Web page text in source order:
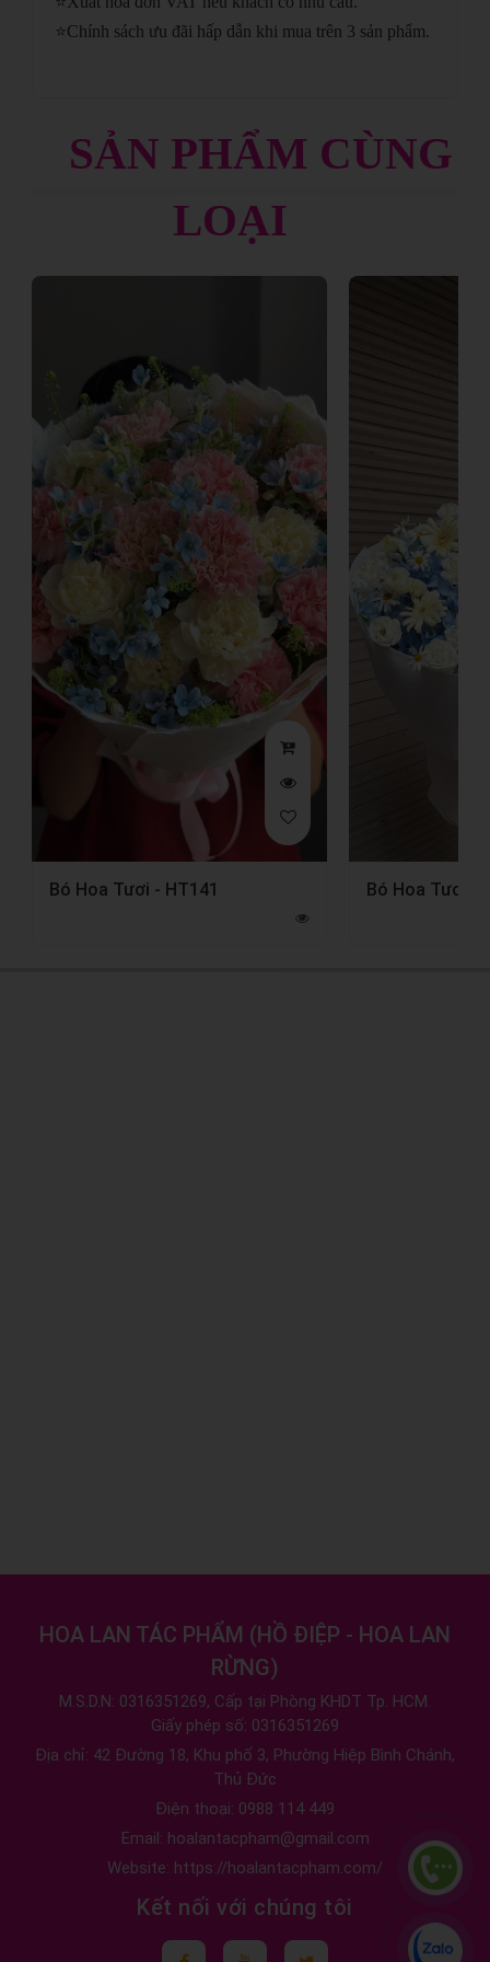
⭐Chính sách ưu đãi hấp dẫn khi mua trên 3 sản phẩm.
SẢN PHẨM CÙNG
LOẠI
Bó Hoa Tươi - HT141 Bó Hoa Tươi -
HOA LAN TÁC PHẨM (HỒ ĐIỆP - HOA LAN
RỪNG)
M.S.D.N: 0316351269, Cấp tại Phòng KHDT Tp. HCM.
Giấy phép số: 0316351269
Địa chỉ: 42 Đường 18, Khu phố 3, Phường Hiệp Bình Chánh,
Thủ Đức
Điện thoại: 0988 114 449
Email: hoalantacpham@gmail.com
Website: https://hoalantacpham.com/
Kết nối với chúng tôi